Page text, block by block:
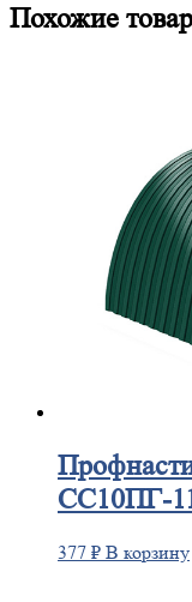
Похожие
СС10ПГ-
377 ₽ В корзину